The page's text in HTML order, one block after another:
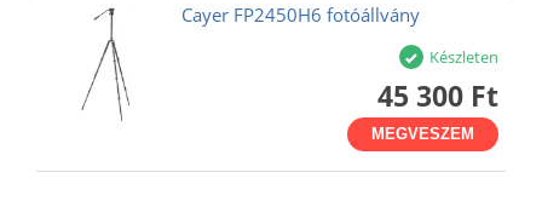
Cayer FP2450H6 fotóállvány
Készleten
45 300 Ft
MEGVESZEM